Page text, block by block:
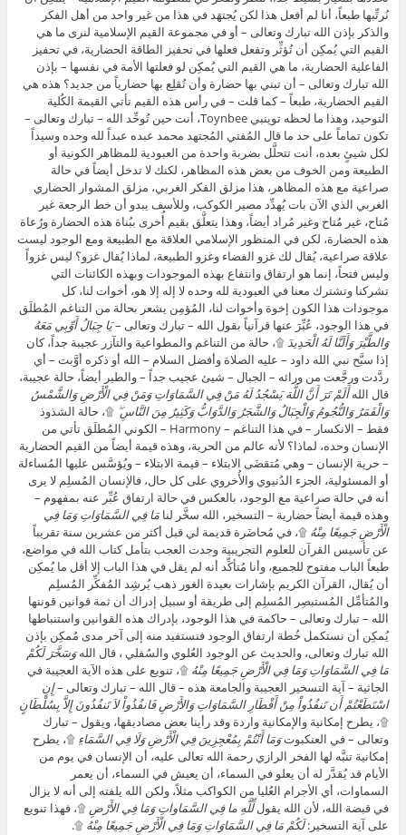
نُرتِّبها طبعاً، أنا لم أفعل هذا لكن يُجتهَد في هذا من غير واحد من أهل الفكر
والذكر بإذن الله تبارك وتعالى – أو في مجموعة القيم الإسلامية لنرى ما هي
القيم التي يُمكِن أن تُؤثِّر وتفعل فعلها في تحفيز الطاقة الحضارية، في تحفيز
الفاعلية الحضارية، ما هي القيم التي يُمكِن لو فعلتها الأمة في نفسها – بإذن
الله تبارك وتعالى – أن تبني بها حضارة وأن تُقلِع بها حضارياً من جديد؟ هذه هي
القيم الحضارية، طبعاً – كما قلت – في رأس هذه القيم تأتي القيمة الكُلية
التوحيد، وهذا ما لحظه توينبي Toynbee، أنت حين تُوحِّد الله – تبارك وتعالى –
تكون تماماً على حد ما قال المُفتي المُجتهد محمد عبده عبداً لله وحده وسيداً
لكل شيئٍ بعده، أنت تتحلَّل بضربة واحدة من العبودية للمظاهر الكونية أو
الطبيعة ومن الخوف من بعض هذه المظاهر، لكنك لا تدخل أيضاً في حالة
صراعية مع هذه المظاهر، هذا مزلق الفكر الغربي، مزلق المشوار الحضاري
الغربي الذي الآن بات يُهدِّد مصير الكوكب، وللأسف يبدو أن خط الرجعة غير
مُتاح، غير مُتاح وغير مُراد أيضاً، وهذا يتعلَّق بقيم أُخرى ببُناة هذه الحضارة ورُعاة
هذه الحضارة، لكن في المنظور الإسلامي العلاقة مع الطبيعة ومع الوجود ليست
علاقة صراعية، يُقال لك غزو الفضاء وغزو الطبيعة، لماذا يُقال غزو؟ ليس غزواً
وليس فتحاً، إنما هو ارتفاق وانتفاع بهذه الموجودات وبهذه الكائنات التي
تشركنا وتشترك معنا في العبودية لله وحده لا إله إلا هو، أخوات لنا، كل
موجودات هذا الكون إخوة وأخوات لنا، المُؤمِن يشعر بحالة من التناغم المُطلَق
في هذا الوجود، عُبِّرَ عنها قرآنياً بقول الله – تبارك وتعالى –يَا جِبَالُ أَوِّبِي مَعَهُ
وَالطَّيْرَ وَأَلَنَّا لَهُ الْحَدِيدَ ۩، حالة من التناغم والمطواعية والتآزر عجيبة جداً، كان
إذا سبَّح نبي الله داود – عليه الصلاة وأفضل السلام – الله أو ذكره أوَّبت – أي
ردَّدت ورجَّعت من ورائه – الجبال – شيئ عجيب جداً – والطير أيضاً، حالة عجيبة،
قال اللهأَلَمْ تَرَ أَنَّ اللَّهَ يَسْجُدُ لَهُ مَنْ فِي السَّمَاوَاتِ وَمَنْ فِي الْأَرْضِ وَالشَّمْسُ
وَالْقَمَرُ وَالنُّجُومُ وَالْجِبَالُ وَالشَّجَرُ وَالدَّوَابُّ وَكَثِيرٌ مِنَ النَّاسِ ۖ ۩، حالة الشذوذ
فقط – الانكسار – في هذا التناغم – Harmony – الكوني المُطلَق تأتي من
الإنسان وحده، لماذا؟ لأنه عالم من الحرية، وهذه قيمة أيضاً من القيم الحضارية
– حرية الإنسان – وهي مُتقضَى الابتلاء – قيمة الابتلاء – ويُؤسَّس عليها المُساءلة
أو المسئولية، الجزء الدُنيوي والأُخروي على كل حال، فالإنسان المُسلِم لا يرى
أنه في حالة صراعية مع الوجود، بالعكس في حالة ارتفاق عُبِّر عنه بمفهوم –
وهذه قيمة أيضاً حضارية – التسخير، الله سخَّر لنامَا فِي السَّمَاوَاتِ وَمَا فِي
الْأَرْضِ جَمِيعًا مِنْهُ ۩، في مُحاضَرة قديمة لي قبل أكثر من عشرين سنة تقريباً
عن تأسيس القرآن للعلوم التجريبية وجدت العجب بتأمل كتاب الله في مواضع،
طبعاً الباب مفتوح للجميع، وأنا مُتأكِّد أنه لم يقل في هذا الباب إلا أقل ما يُمكِن
أن يُقال، القرآن الكريم بإشارات بعيدة الغور ذهب يُرشِد المُفكِّر المُسلِم
والمُتأمِّل المُستبصِر المُسلِم إلى طريقة أو سبيل إدراك أن ثمة قوانين قوننها
الله – تبارك وتعالى – حاكمة في هذا الوجود، بإدراك هذه القوانين واستنباطها
يُمكِن أن نستكمل خُطة ارتفاق الوجود فنستفيد منه إلى آخر مدى مُمكِن بإذن
الله تبارك وتعالى، والحديث عن الوجود العُلوي والسُفلي ، قال اللهوَسَخَّرَ لَكُمْ
مَا فِي السَّمَاوَاتِ وَمَا فِي الْأَرْضِ جَمِيعًا مِنْهُ ۩، تنويع على هذه الآية العجيبة في
الجاثية – آية التسخير العجيبة والجامعة هذه – قال الله – تبارك وتعالى –إِنِ
اسْتَطَعْتُمْ أَن تَنفُذُواْ مِنْ أَقْطَارِ السَّمَاوَاتِ وَالأَرْضِ فَانفُذُواْ لاَ تَنفُذُونَ إِلاَّ بِسُلْطَانٍ
۩، يطرح إمكانية والإمكانية واردة وقد رأينا بعض مصاديقها، ويقول – تبارك
وتعالى – في العنكبوتوَمَا أَنْتُمْ بِمُعْجِزِينَ فِي الْأَرْضِ وَلَا فِي السَّمَاءِ ۩، يطرح
إمكانية تنبَّه لها الفخر الرازي رحمة الله تعالى عليه، أن الإنسان في يوم من
الأيام قد يُقدَّر له أن يعلو في السماء، أن يعيش في السماء، أن يعمر
السماوات، أي الأجرام العُليا من الكواكب مثلاً، ولكن الله يلفته إلى أنه لا يزال
في قبضة الله، لأن الله يقوللِّلَّهِ ما فِي السَّمَاواتِ وَمَا فِي الأَرْضِ ۩، فهذا تنويع
على آية التسخير:لَكُمْ مَا فِي السَّمَاوَاتِ وَمَا فِي الْأَرْضِ جَمِيعًا مِنْهُ ۩.